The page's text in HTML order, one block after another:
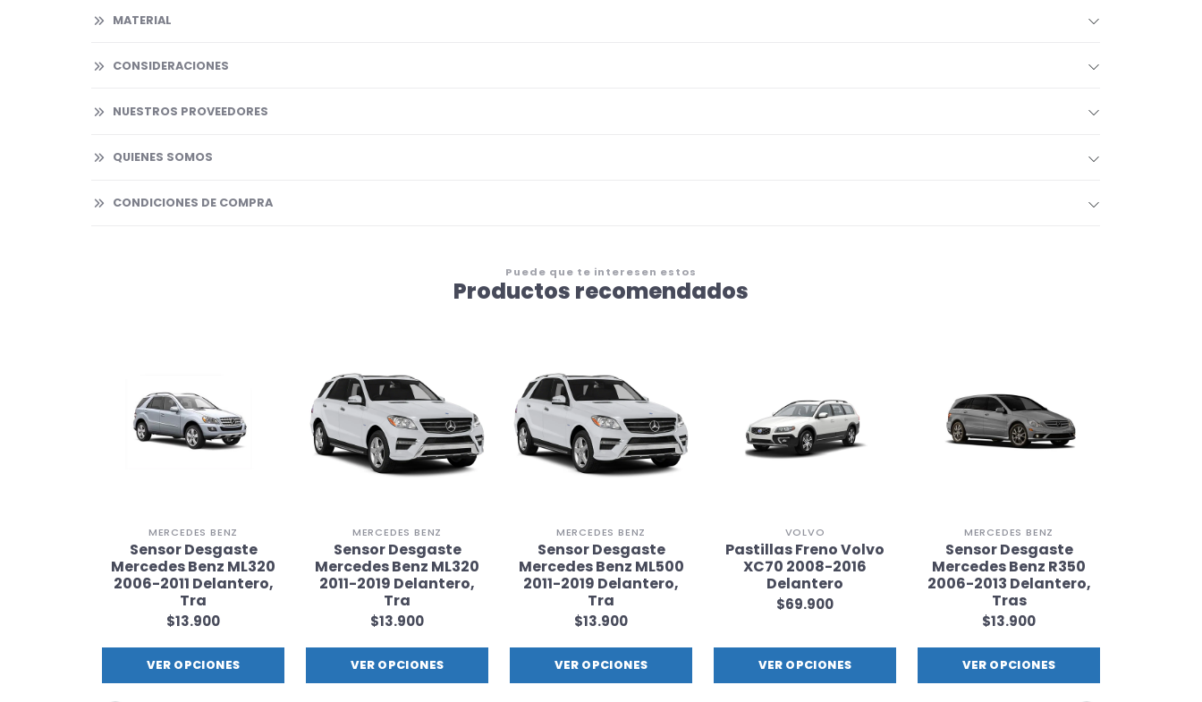
MATERIAL
CONSIDERACIONES
NUESTROS PROVEEDORES
QUIENES SOMOS
CONDICIONES DE COMPRA
Puede que te interesen estos
Productos recomendados
MERCEDES BENZ
Sensor Desgaste
Mercedes Benz ML320
2006-2011 Delantero,
Tra
$13.900
VER OPCIONES
MERCEDES BENZ
Sensor Desgaste
Mercedes Benz ML320
2011-2019 Delantero,
Tra
$13.900
VER OPCIONES
MERCEDES BENZ
Sensor Desgaste
Mercedes Benz ML500
2011-2019 Delantero,
Tra
$13.900
VER OPCIONES
VOLVO
Pastillas Freno Volvo
XC70 2008-2016
Delantero
$69.900
VER OPCIONES
MERCEDES BENZ
Sensor Desgaste
Mercedes Benz R350
2006-2013 Delantero,
Tras
$13.900
VER OPCIONES